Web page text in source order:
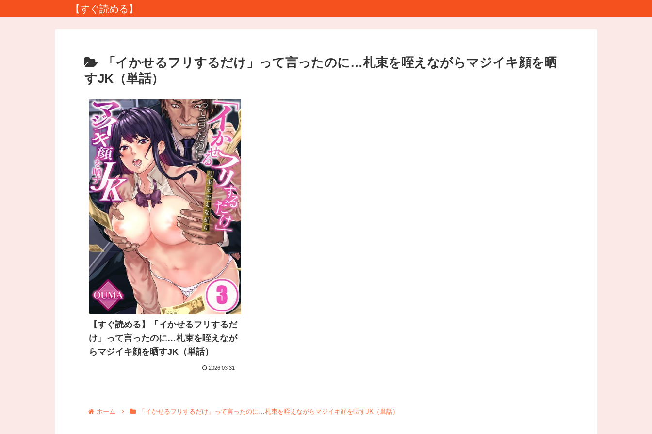
【すぐ読める】
「イかせるフリするだけ」って言ったのに…札束を咥えながらマジイキ顔を晒
すJK（単話）
【すぐ読める】「イかせるフリするだ
け」って言ったのに…札束を咥えなが
らマジイキ顔を晒すJK（単話）
2026.03.31
ホーム 「イかせるフリするだけ」って言ったのに…札束を咥えながらマジイキ顔を晒すJK（単話）